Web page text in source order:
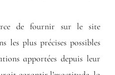
de fournir sur le site
les plus précises possibles
apportées depuis leur